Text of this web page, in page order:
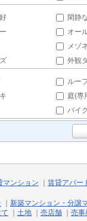
閑静
オー
メゾ
外観
ルー
庭(専
バイ
マンション
賃貸アパー
新築マンション・分譲
土地 売店舗
売事